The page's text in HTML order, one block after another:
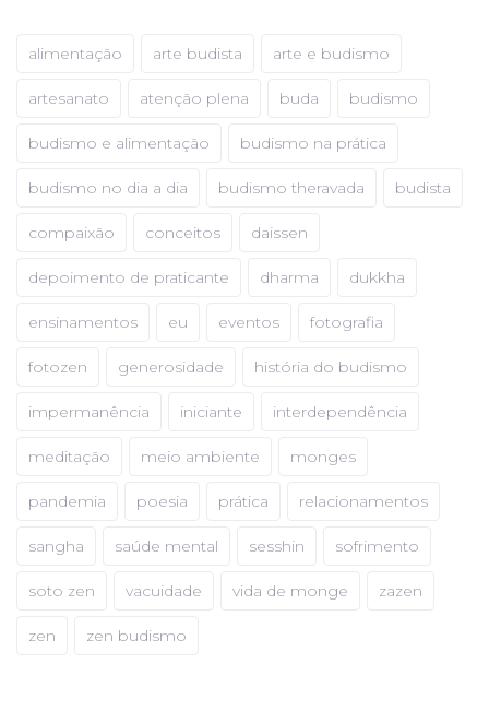
alimentação arte budista arte e budismo
artesanato atenção plena buda budismo
budismo e alimentação budismo na prática
budismo no dia a dia budismo theravada budista
compaixão conceitos daissen
depoimento de praticante dharma dukkha
ensinamentos eu eventos fotografia
fotozen generosidade história do budismo
impermanência iniciante interdependência
meditação meio ambiente monges
pandemia poesia prática relacionamentos
sangha saúde mental sesshin sofrimento
soto zen vacuidade vida de monge zazen
zen zen budismo